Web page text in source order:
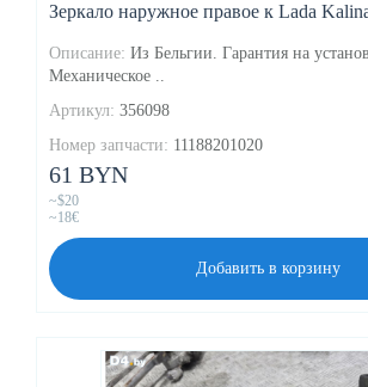
Зеркало наружное правое к Lada
Описание: Из Бельгии. Гарантия на
Механическое ..
Артикул: 356098
Номер запчасти: 11188201020
61 BYN
~$20
~18€
Добавить в корзину